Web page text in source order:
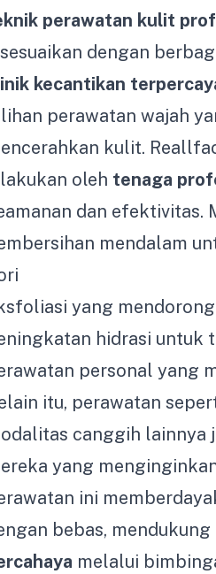
perawatan kulit
dengan
kecantikan
perawatan wajah
kulit.
oleh tenaga
dan efektivitas.
mendalam
yang
hidrasi untuk
personal yang
itu, perawatan
canggih lainnya
yang
ini
bebas,
melalui